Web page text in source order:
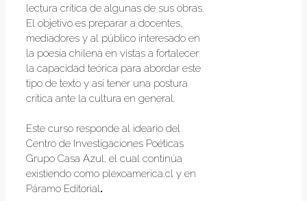
lectura crítica de algunas de sus obras.
El objetivo es preparar a docentes,
mediadores y al público interesado en
la poesía chilena en vistas a fortalecer
la capacidad teórica para abordar este
tipo de texto y así tener una postura
crítica ante la cultura en general.
Este curso responde al ideario del
Centro de Investigaciones Poéticas
Grupo Casa Azul, el cual continúa
existiendo como plexoamerica.cl y en
Páramo Editorial.